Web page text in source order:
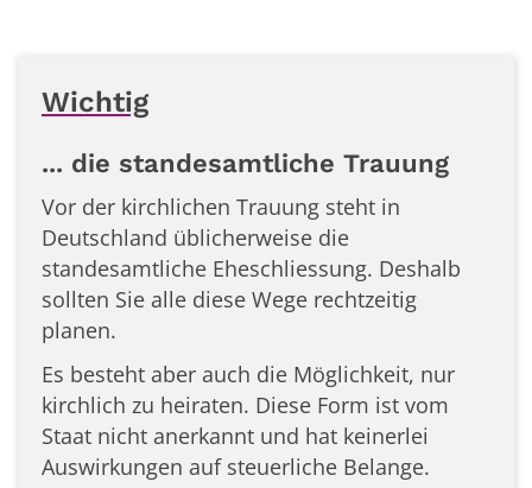
Wichtig
... die standesamtliche Trauung
Vor der kirchlichen Trauung steht in
Deutschland üblicherweise die
standesamtliche Eheschliessung. Deshalb
sollten Sie alle diese Wege rechtzeitig
planen.
Es besteht aber auch die Möglichkeit, nur
kirchlich zu heiraten. Diese Form ist vom
Staat nicht anerkannt und hat keinerlei
Auswirkungen auf steuerliche Belange.